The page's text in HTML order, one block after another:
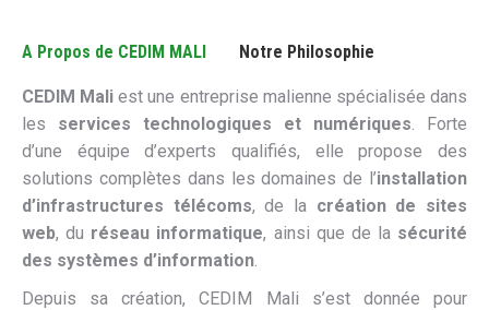
A Propos de CEDIM MALI Notre Philosophie
CEDIM Mali est une entreprise malienne spécialisée dans
les services technologiques et numériques. Forte
d’une équipe d’experts qualifiés, elle propose des
solutions complètes dans les domaines de l’installation
d’infrastructures télécoms, de la création de sites
web, du réseau informatique, ainsi que de la sécurité
des systèmes d’information.
Depuis sa création, CEDIM Mali s’est donnée pour